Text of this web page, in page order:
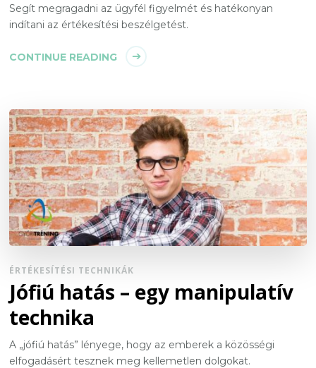
Segít megragadni az ügyfél figyelmét és hatékonyan
indítani az értékesítési beszélgetést.
CONTINUE READING
ÉRTÉKESÍTÉSI TECHNIKÁK
Jófiú hatás – egy manipulatív
technika
A „jófiú hatás” lényege, hogy az emberek a közösségi
elfogadásért tesznek meg kellemetlen dolgokat.